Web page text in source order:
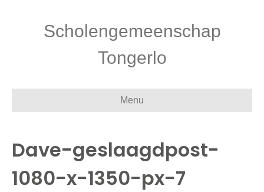
Scholengemeenschap
Tongerlo
Menu
Dave-geslaagdpost-
1080-x-1350-px-7